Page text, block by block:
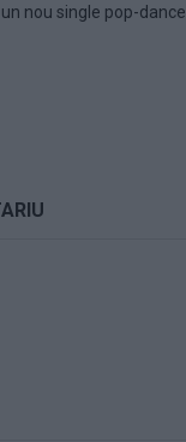
un nou single pop-dance